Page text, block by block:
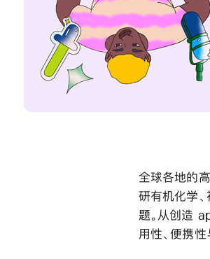
全球各地的
研有机化学
题。从创造
用性、便携